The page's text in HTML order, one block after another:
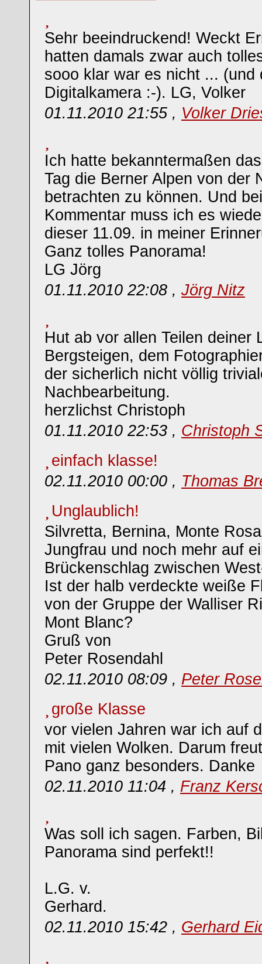
Sehr beeindruckend! Weckt
hatten damals zwar auch
sooo klar war es nicht ... (und
Digitalkamera :-). LG, Volker
01.11.2010 21:55 , Volker
Ich hatte bekanntermaßen
Tag die Berner Alpen von der
betrachten zu können. Und
Kommentar muss ich es
dieser 11.09. in meiner
Ganz tolles Panorama!
LG Jörg
01.11.2010 22:08 , Jörg Nitz
Hut ab vor allen Teilen deiner
Bergsteigen, dem
der sicherlich nicht völlig
Nachbearbeitung.
herzlichst Christoph
01.11.2010 22:53 , Christoph
einfach klasse!
02.11.2010 00:00 , Thomas
Unglaublich!
Silvretta, Bernina, Monte
Jungfrau und noch mehr auf
Brückenschlag zwischen
Ist der halb verdeckte weiße
von der Gruppe der Walliser
Mont Blanc?
Gruß von
Peter Rosendahl
02.11.2010 08:09 , Peter
große Klasse
vor vielen Jahren war ich auf
mit vielen Wolken. Darum
Pano ganz besonders. Danke
02.11.2010 11:04 , Franz
Was soll ich sagen. Farben,
Panorama sind perfekt!!
L.G. v.
Gerhard.
02.11.2010 15:42 , Gerhard